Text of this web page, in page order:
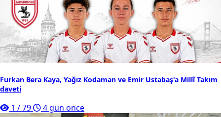
Furkan Bera Kaya, Yağız Kodaman ve Emir Ustabaş'a Millî Takım
daveti
1 /79 4 gün önce